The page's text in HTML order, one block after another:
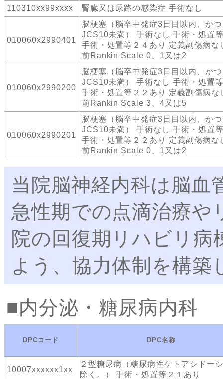
110310xx99xxxx
腎臓又は尿路の感染症 手術なし
010060x2990401
脳梗塞（脳卒中発症3日目以内、か
JCS10未満） 手術なし 手術・処置
手術・処置等２４あり 定義副傷病な
前Rankin Scale 0、1又は2
010060x2990200
脳梗塞（脳卒中発症3日目以内、か
JCS10未満） 手術なし 手術・処置
手術・処置等２２あり 定義副傷病な
前Rankin Scale 3、4又は5
010060x2990201
脳梗塞（脳卒中発症3日目以内、か
JCS10未満） 手術なし 手術・処置
手術・処置等２２あり 定義副傷病な
前Rankin Scale 0、1又は2
当院脳神経内科は脳血
急性期での点滴治療や
院の回復期リハビリ
よう、協力体制を構築
内分泌・糖尿病内科
DPCコード DPC名称
10007xxxxxx1xx
２型糖尿病（糖尿病性ケトアシドー
除く。） 手術・処置等２１あり